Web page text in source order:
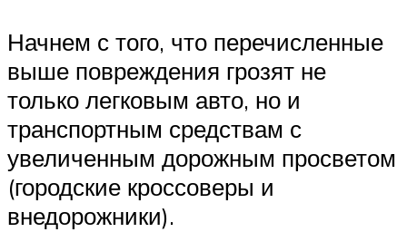
Начнем с того, что перечисленные
выше повреждения грозят не
только легковым авто, но и
транспортным средствам с
увеличенным дорожным просветом
(городские кроссоверы и
внедорожники).